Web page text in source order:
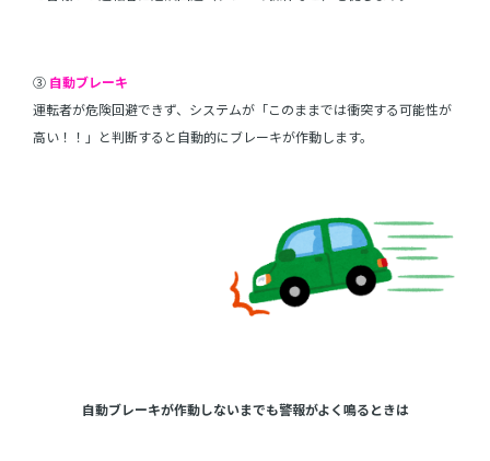
③ 自動ブレーキ
運転者が危険回避できず、システムが「このままでは衝突する可能性が
高い！！」と判断すると自動的にブレーキが作動します。
自動ブレーキが作動しないまでも警報がよく鳴るときは